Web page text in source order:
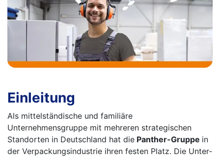
Einleitung
Als mittelständische und familiäre
Unternehmensgruppe mit mehreren strategischen
Standorten in Deutschland hat die Panther-Gruppe in
der Verpackungsindustrie ihren festen Platz. Die Unter­